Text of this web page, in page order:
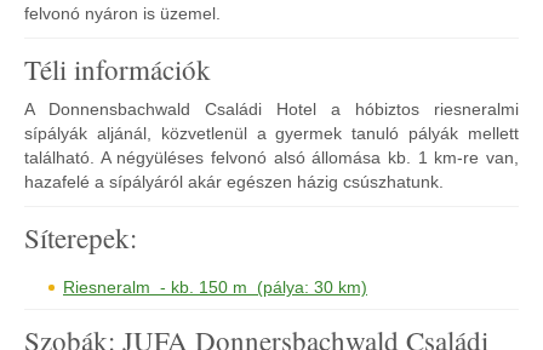
felvonó nyáron is üzemel.
Téli információk
A Donnensbachwald Családi Hotel a hóbiztos riesneralmi
sípályák aljánál, közvetlenül a gyermek tanuló pályák mellett
található. A négyüléses felvonó alsó állomása kb. 1 km-re van,
hazafelé a sípályáról akár egészen házig csúszhatunk.
Síterepek:
Riesneralm - kb. 150 m (pálya: 30 km)
Szobák: JUFA Donnersbachwald Családi